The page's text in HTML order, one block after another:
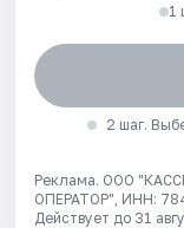
1
2 шаг.
Реклама. ООО
ОПЕРАТОР", ИНН:
Действует до 31